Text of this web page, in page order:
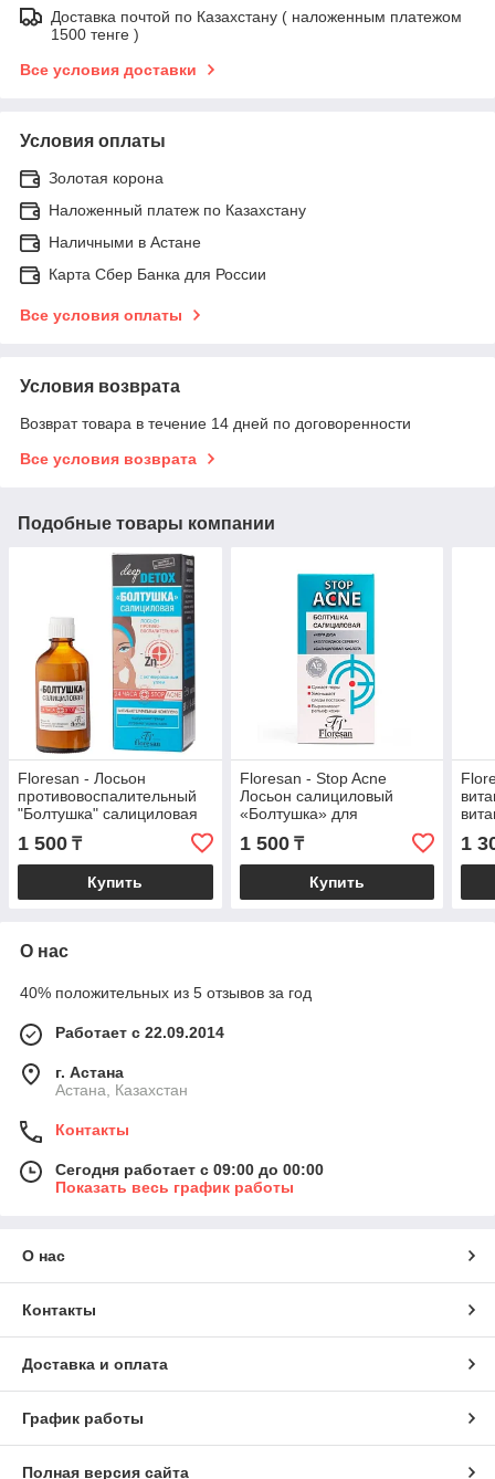
Доставка почтой по Казахстану ( наложенным платежом
1500 тенге )
Все условия доставки
Условия оплаты
Золотая корона
Наложенный платеж по Казахстану
Наличными в Астане
Карта Сбер Банка для России
Все условия оплаты
Условия возврата
Возврат товара в течение 14 дней по договоренности
Все условия возврата
Подобные товары компании
Floresan - Лосьон
противовоспалительный
"Болтушка" салициловая
1 500 ₸
Купить
Floresan - Stop Acne
Лосьон салициловый
«Болтушка» для
проблемной кожи лица, 30
мл
1 500₸
Купить
1
О нас
40% положительных из 5 отзывов за год
Работает с 22.09.2014
г. Астана
Астана, Казахстан
Контакты
Сегодня работает с 09:00 до 00:00
Показать весь график работы
О нас
Контакты
Доставка и оплата
График работы
Полная версия сайта